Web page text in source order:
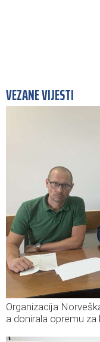
VEZANE VIJESTI
Organizacija
a donirala opremu